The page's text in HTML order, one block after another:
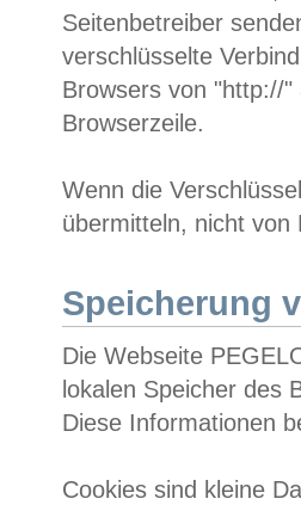
Seitenbetreiber
verschlüsselte
Browsers von "http://
Browserzeile.
Wenn die
übermitteln, nicht von
Speicherung
Die Webseite
lokalen Speicher des
Diese Informationen
Cookies sind kleine